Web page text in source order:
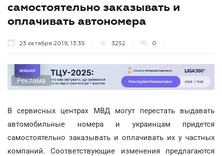
самостоятельно заказывать и
оплачивать автономера
23 октября 2019, 13:35 3252 0
Реклама
В сервисных центрах МВД могут перестать выдавать
автомобильные номера и украинцам придется
самостоятельно заказывать и оплачивать их у частных
компаний. Соответствующие изменения предлагаются